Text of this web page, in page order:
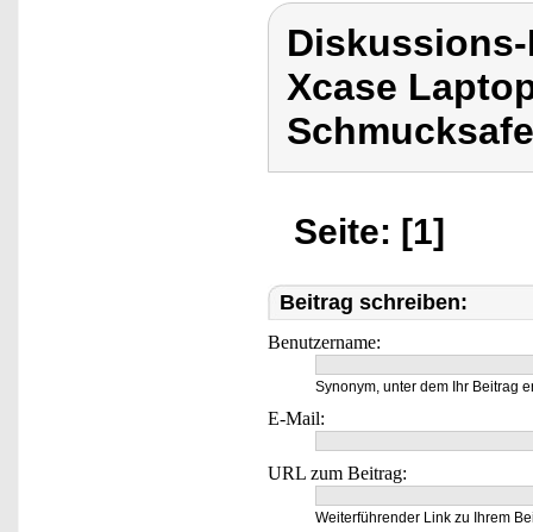
Xcase
Seite: [1]
Beitrag schreiben:
Benutzername:
Synonym, unter dem Ihr Beitrag
E-Mail:
URL zum Beitrag:
Weiterführender Link zu Ihrem